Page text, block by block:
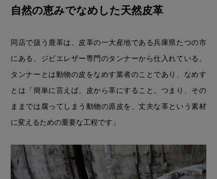
自然の恵みでなめした天然皮革
同店で扱う鹿革は、皮革の一大産地である兵庫県たつの市
にある、ジビエレザー専門のタンナーから仕入れている。
タンナーとは動物の皮をなめす業者のことであり、なめす
とは「簡単に言えば、皮から革にすること。つまり、その
ままでは腐ってしまう動物の原皮を、丈夫な革という素材
に変えるための重要な工程です」